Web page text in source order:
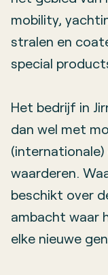
mobility,
stralen en
special
Het bedrijf in
dan wel met
waarderen.
beschikt over
ambacht waar
elke nieuwe